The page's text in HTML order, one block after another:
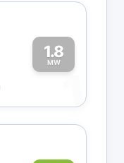
1.8
MW
1